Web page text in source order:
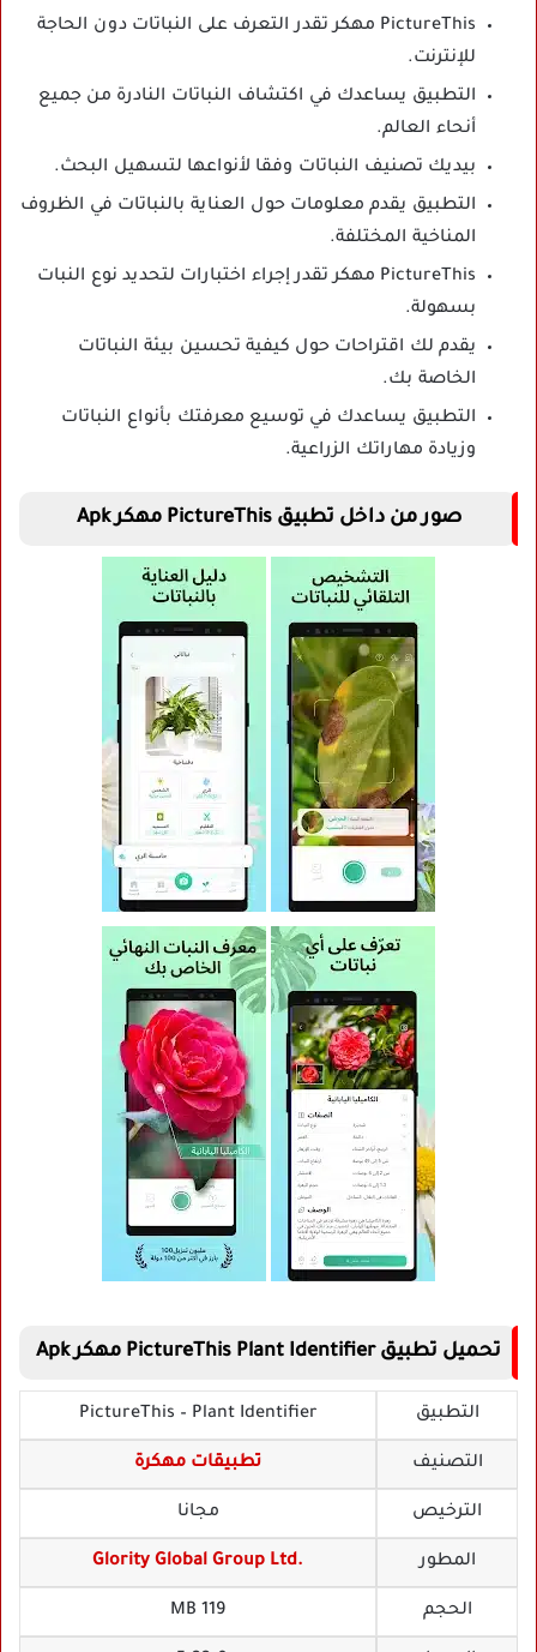
PictureThis مهكر تقدر التعرف على النباتات دون الحاجة
للإنترنت.
التطبيق يساعدك في اكتشاف النباتات النادرة من جميع
أنحاء العالم.
بيديك تصنيف النباتات وفقا لأنواعها لتسهيل البحث.
التطبيق يقدم معلومات حول العناية بالنباتات في الظروف
المناخية المختلفة.
PictureThis مهكر تقدر إجراء اختبارات لتحديد نوع النبات
بسهولة.
يقدم لك اقتراحات حول كيفية تحسين بيئة النباتات
الخاصة بك.
التطبيق يساعدك في توسيع معرفتك بأنواع النباتات
وزيادة مهاراتك الزراعية.
صور من داخل تطبيق PictureThis مهكر Apk
تحميل تطبيق PictureThis Plant Identifier مهكر Apk
التطبيق PictureThis – Plant Identifier
التصنيف تطبيقات مهكرة
الترخيص مجانا
المطور Glority Global Group Ltd.
الحجم 119 MB